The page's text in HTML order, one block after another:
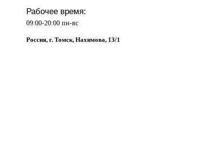
Рабочее время:
09:00-20:00 пн-вс
Россия, г. Томск, Нахимова, 13/1